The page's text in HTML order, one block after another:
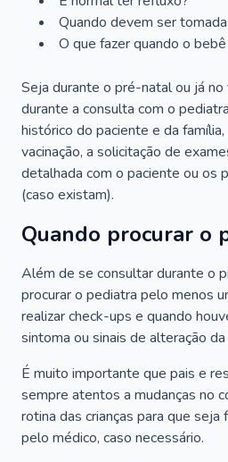
Quando devem ser
O que fazer quando o
Seja durante o pré-natal ou já no
durante a consulta com o
histórico do paciente e da
vacinação, a solicitação de
detalhada com o paciente ou os
(caso existam).
Quando procurar o
Além de se consultar durante o
procurar o pediatra pelo menos
realizar check-ups e quando
sintoma ou sinais de alteração da
É muito importante que pais e
sempre atentos a mudanças no
rotina das crianças para que seja
pelo médico, caso necessário.